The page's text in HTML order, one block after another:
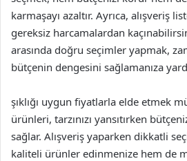
karmaşayı azaltır. Ayrıca, alışveriş
gereksiz harcamalardan
arasında doğru seçimler yapmak,
bütçenin dengesini sağlamanıza
şıklığı uygun fiyatlarla elde etmek
ürünleri, tarzınızı yansıtırken
sağlar. Alışveriş yaparken dikkatli
kaliteli ürünler edinmenize hem de